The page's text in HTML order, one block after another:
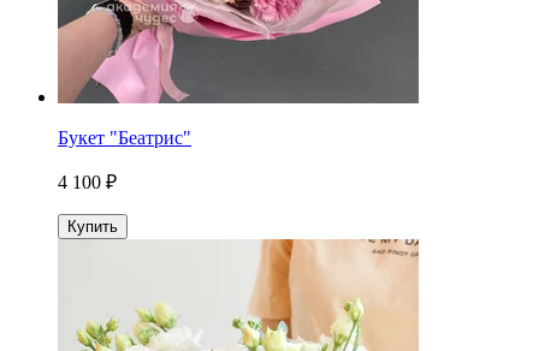
Букет "Беатрис"
4 100 ₽
Купить